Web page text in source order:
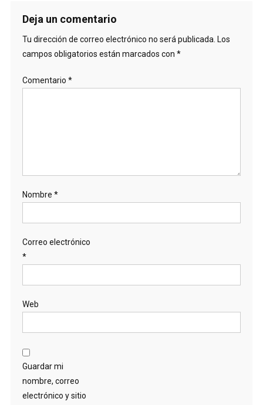
Deja un comentario
Tu dirección de correo electrónico no será publicada. Los
campos obligatorios están marcados con *
Comentario *
Nombre *
Correo electrónico
*
Web
Guardar mi
nombre, correo
electrónico y sitio